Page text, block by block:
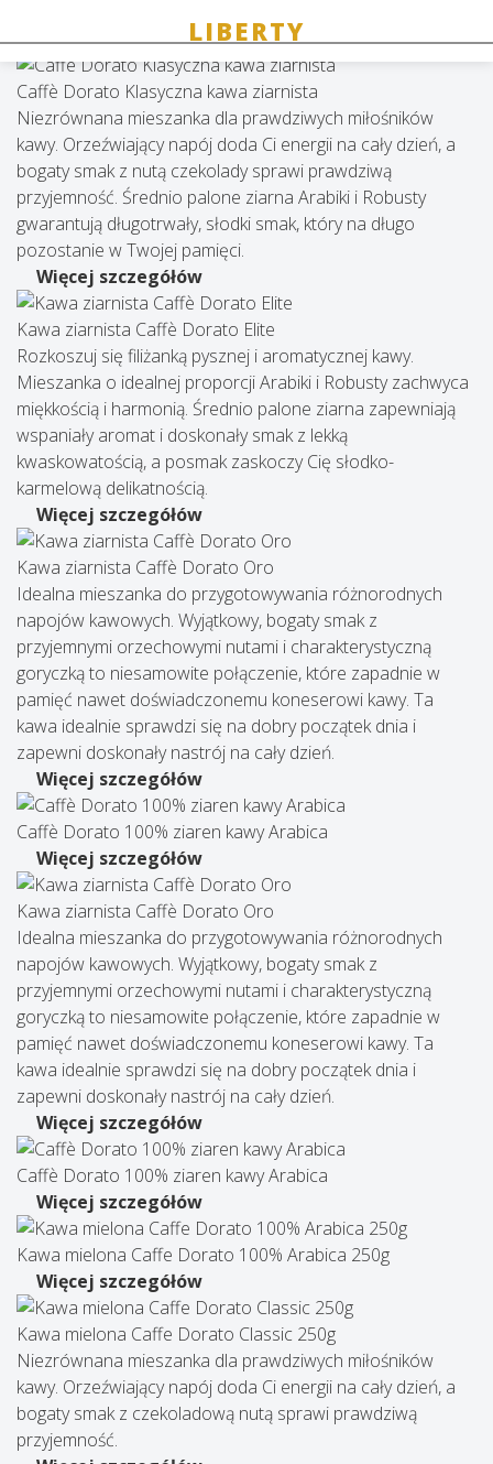
Złota kawa
Caffè Dorato Klasyczna kawa ziarnista
Niezrównana mieszanka dla prawdziwych miłośników
kawy. Orzeźwiający napój doda Ci energii na cały dzień, a
bogaty smak z nutą czekolady sprawi prawdziwą
przyjemność. Średnio palone ziarna Arabiki i Robusty
gwarantują długotrwały, słodki smak, który na długo
pozostanie w Twojej pamięci.
Więcej szczegółów
Kawa ziarnista Caffè Dorato Elite
Rozkoszuj się filiżanką pysznej i aromatycznej kawy.
Mieszanka o idealnej proporcji Arabiki i Robusty zachwyca
miękkością i harmonią. Średnio palone ziarna zapewniają
wspaniały aromat i doskonały smak z lekką
kwaskowatością, a posmak zaskoczy Cię słodko-
karmelową delikatnością.
Więcej szczegółów
Kawa ziarnista Caffè Dorato Oro
Idealna mieszanka do przygotowywania różnorodnych
napojów kawowych. Wyjątkowy, bogaty smak z
przyjemnymi orzechowymi nutami i charakterystyczną
goryczką to niesamowite połączenie, które zapadnie w
pamięć nawet doświadczonemu koneserowi kawy. Ta
kawa idealnie sprawdzi się na dobry początek dnia i
zapewni doskonały nastrój na cały dzień.
Więcej szczegółów
Caffè Dorato 100% ziaren kawy Arabica
Więcej szczegółów
Kawa ziarnista Caffè Dorato Oro
Idealna mieszanka do przygotowywania różnorodnych
napojów kawowych. Wyjątkowy, bogaty smak z
przyjemnymi orzechowymi nutami i charakterystyczną
goryczką to niesamowite połączenie, które zapadnie w
pamięć nawet doświadczonemu koneserowi kawy. Ta
kawa idealnie sprawdzi się na dobry początek dnia i
zapewni doskonały nastrój na cały dzień.
Więcej szczegółów
Caffè Dorato 100% ziaren kawy Arabica
Więcej szczegółów
Kawa mielona Caffe Dorato 100% Arabica 250g
Więcej szczegółów
Kawa mielona Сaffe Dorato Classic 250g
Niezrównana mieszanka dla prawdziwych miłośników
kawy. Orzeźwiający napój doda Ci energii na cały dzień, a
bogaty smak z czekoladową nutą sprawi prawdziwą
przyjemność.